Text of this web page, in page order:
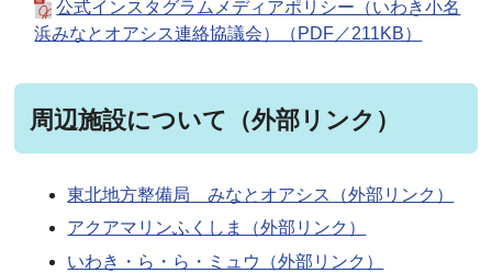
公式インスタグラムメディアポリシー（いわき小名
浜みなとオアシス連絡協議会）（PDF／211KB）
周辺施設について（外部リンク）
東北地方整備局 みなとオアシス（外部リンク）
アクアマリンふくしま（外部リンク）
いわき・ら・ら・ミュウ（外部リンク）